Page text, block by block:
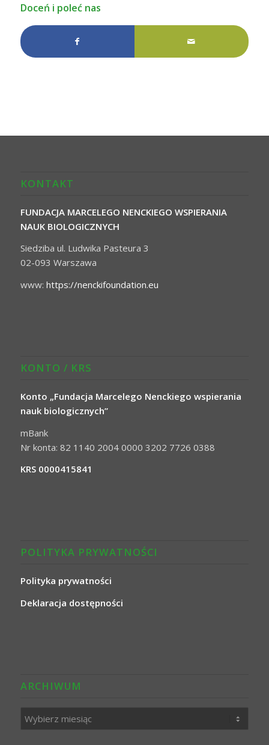
Doceń i poleć nas
KONTAKT
FUNDACJA MARCELEGO NENCKIEGO WSPIERANIA
NAUK BIOLOGICZNYCH
Siedziba ul. Ludwika Pasteura 3
02-093 Warszawa
www: https://nenckifoundation.eu
KONTO / KRS
Konto „Fundacja Marcelego Nenckiego wspierania
nauk biologicznych”
mBank
Nr konta: 82 1140 2004 0000 3202 7726 0388
KRS 0000415841
POLITYKA PRYWATNOŚCI
Polityka prywatności
Deklaracja dostępności
ARCHIWUM